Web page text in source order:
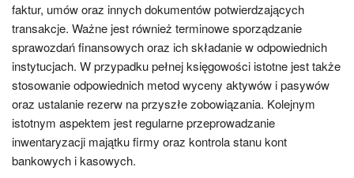
faktur, umów oraz innych dokumentów potwierdzających
transakcje. Ważne jest również terminowe sporządzanie
sprawozdań finansowych oraz ich składanie w odpowiednich
instytucjach. W przypadku pełnej księgowości istotne jest także
stosowanie odpowiednich metod wyceny aktywów i pasywów
oraz ustalanie rezerw na przyszłe zobowiązania. Kolejnym
istotnym aspektem jest regularne przeprowadzanie
inwentaryzacji majątku firmy oraz kontrola stanu kont
bankowych i kasowych.